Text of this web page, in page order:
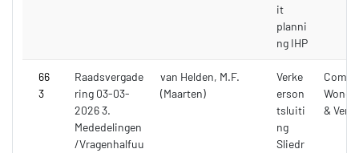
it
planni
ng IHP
66
3
Raadsvergade
ring 03-03-
2026 3.
Mededelingen
/Vragenhalfuu
van Helden, M.F.
(Maarten)
Verke
erson
tsluiti
ng
Sliedr
&